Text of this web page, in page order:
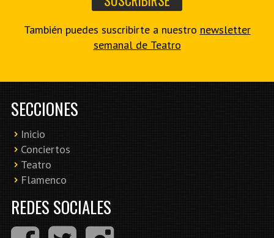
También puedes suscribirte a nuestro newsletter
semanal de Teatro
SECCIONES
Inicio
Conciertos
Teatro
Flamenco
REDES SOCIALES